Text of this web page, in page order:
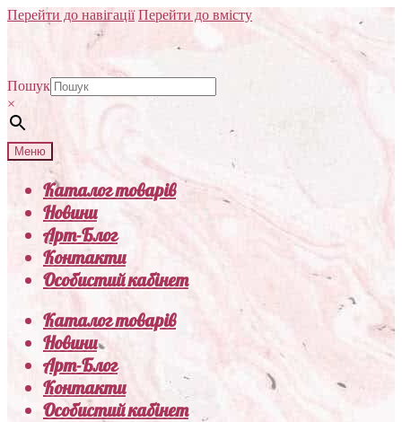
Перейти до навігації Перейти до вмісту
Пошук
×
Меню
Каталог товарів
Новини
Арт-Блог
Контакти
Особистий кабінет
Каталог товарів
Новини
Арт-Блог
Контакти
Особистий кабінет